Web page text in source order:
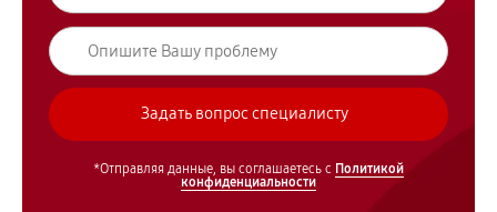
*Отправляя данные, вы соглашаетесь с Политикой
конфиденциальности